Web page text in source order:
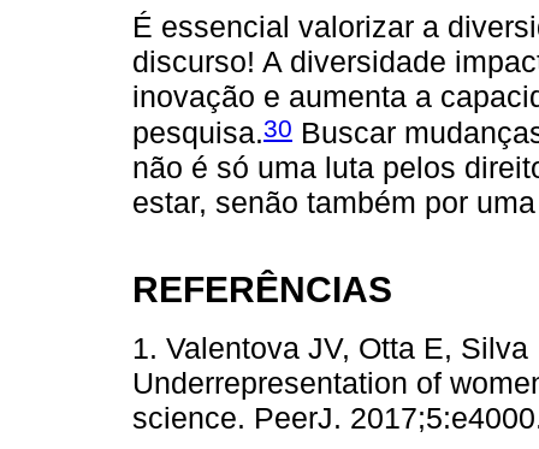
É essencial valorizar a
discurso! A diversidade
inovação e aumenta a
pesquisa.30 Buscar
não é só uma luta pelos
estar, senão também por
REFERÊNCIAS
1. Valentova JV, Otta E,
Underrepresentation of
science. PeerJ.